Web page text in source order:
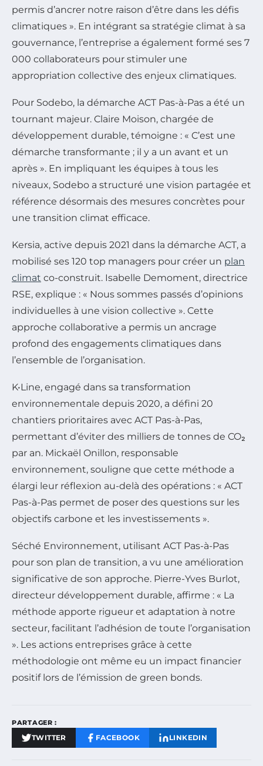
permis d’ancrer notre raison d’être dans les défis
climatiques ». En intégrant sa stratégie climat à sa
gouvernance, l’entreprise a également formé ses 7
000 collaborateurs pour stimuler une
appropriation collective des enjeux climatiques.
Pour Sodebo, la démarche ACT Pas-à-Pas a été un
tournant majeur. Claire Moison, chargée de
développement durable, témoigne : « C’est une
démarche transformante ; il y a un avant et un
après ». En impliquant les équipes à tous les
niveaux, Sodebo a structuré une vision partagée et
référence désormais des mesures concrètes pour
une transition climat efficace.
Kersia, active depuis 2021 dans la démarche ACT, a
mobilisé ses 120 top managers pour créer un plan
climat co-construit. Isabelle Demoment, directrice
RSE, explique : « Nous sommes passés d’opinions
individuelles à une vision collective ». Cette
approche collaborative a permis un ancrage
profond des engagements climatiques dans
l’ensemble de l’organisation.
K•Line, engagé dans sa transformation
environnementale depuis 2020, a défini 20
chantiers prioritaires avec ACT Pas-à-Pas,
permettant d’éviter des milliers de tonnes de CO₂
par an. Mickaël Onillon, responsable
environnement, souligne que cette méthode a
élargi leur réflexion au-delà des opérations : « ACT
Pas-à-Pas permet de poser des questions sur les
objectifs carbone et les investissements ».
Séché Environnement, utilisant ACT Pas-à-Pas
pour son plan de transition, a vu une amélioration
significative de son approche. Pierre-Yves Burlot,
directeur développement durable, affirme : « La
méthode apporte rigueur et adaptation à notre
secteur, facilitant l’adhésion de toute l’organisation
». Les actions entreprises grâce à cette
méthodologie ont même eu un impact financier
positif lors de l’émission de green bonds.
PARTAGER :
TWITTER FACEBOOK LINKEDIN